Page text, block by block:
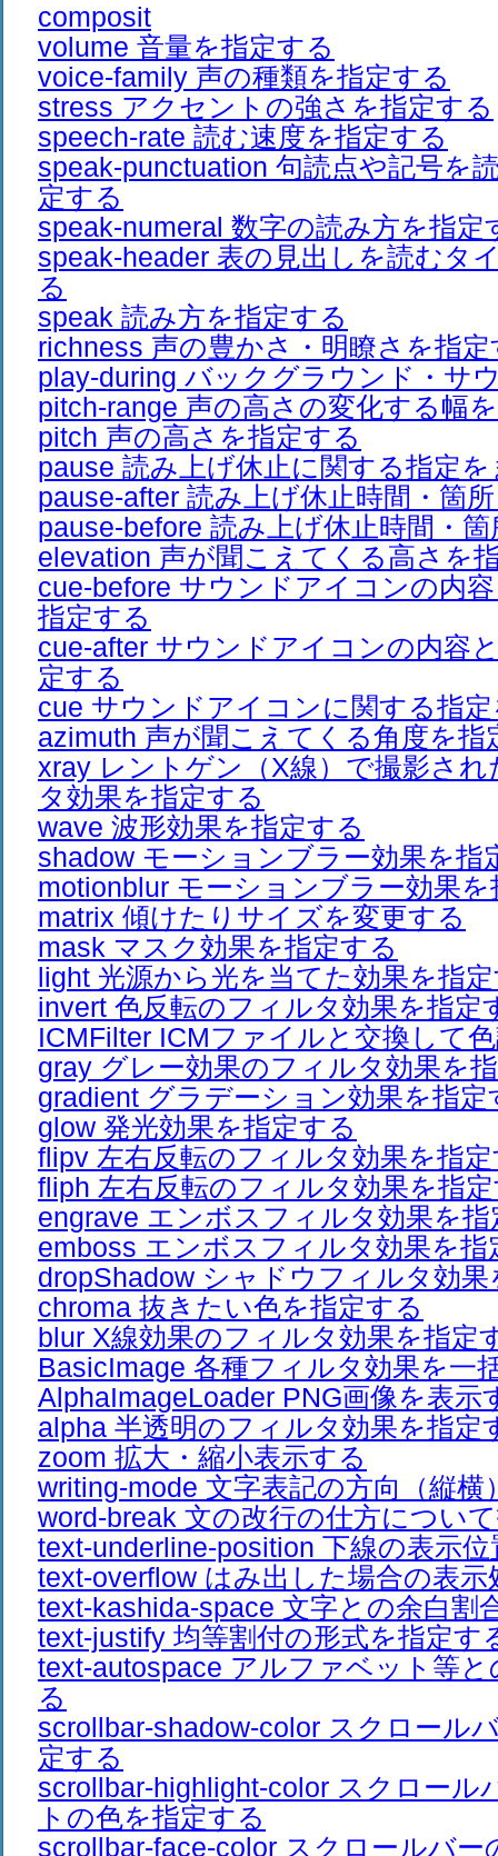
composit
volume 音量を指定する
voice-family 声の種類を指定する
stress アクセントの強さを指定する
speech-rate 読む速度を指定する
speak-punctuation 句読点や記号を
定する
speak-numeral 数字の読み方を指定
speak-header 表の見出しを読むタ
る
speak 読み方を指定する
richness 声の豊かさ・明瞭さを指定
play-during バックグラウンド・サ
pitch-range 声の高さの変化する幅
pitch 声の高さを指定する
pause 読み上げ休止に関する指定
pause-after 読み上げ休止時間・箇
pause-before 読み上げ休止時間・
elevation 声が聞こえてくる高さを
cue-before サウンドアイコンの内
指定する
cue-after サウンドアイコンの内容
定する
cue サウンドアイコンに関する指
azimuth 声が聞こえてくる角度を指
xray レントゲン（X線）で撮影さ
タ効果を指定する
wave 波形効果を指定する
shadow モーションブラー効果を指
motionblur モーションブラー効果
matrix 傾けたりサイズを変更する
mask マスク効果を指定する
light 光源から光を当てた効果を指
invert 色反転のフィルタ効果を指定
ICMFilter ICMファイルと交換して
gray グレー効果のフィルタ効果を
gradient グラデーション効果を指定
glow 発光効果を指定する
flipv 左右反転のフィルタ効果を指
fliph 左右反転のフィルタ効果を指
engrave エンボスフィルタ効果を指
emboss エンボスフィルタ効果を指
dropShadow シャドウフィルタ効
chroma 抜きたい色を指定する
blur X線効果のフィルタ効果を指定
BasicImage 各種フィルタ効果を一
AlphaImageLoader PNG画像を表示
alpha 半透明のフィルタ効果を指定
zoom 拡大・縮小表示する
writing-mode 文字表記の方向（縦横
word-break 文の改行の仕方につい
text-underline-position 下線の表示
text-overflow はみ出した場合の表
text-kashida-space 文字との余白割
text-justify 均等割付の形式を指定す
text-autospace アルファベット等
る
scrollbar-shadow-color スクロール
定する
scrollbar-highlight-color スクロール
トの色を指定する
scrollbar-face-color スクロールバー